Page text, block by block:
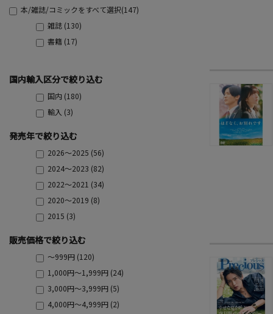
本/雑誌/コミックをすべて選択(147)
雑誌 (130)
書籍 (17)
国内輸入区分で絞り込む
国内 (180)
輸入 (3)
発売年で絞り込む
2026～2025 (56)
2024～2023 (82)
2022～2021 (34)
2020～2019 (8)
2015 (3)
販売価格で絞り込む
～999円 (120)
1,000円～1,999円 (24)
3,000円～3,999円 (5)
4,000円～4,999円 (2)